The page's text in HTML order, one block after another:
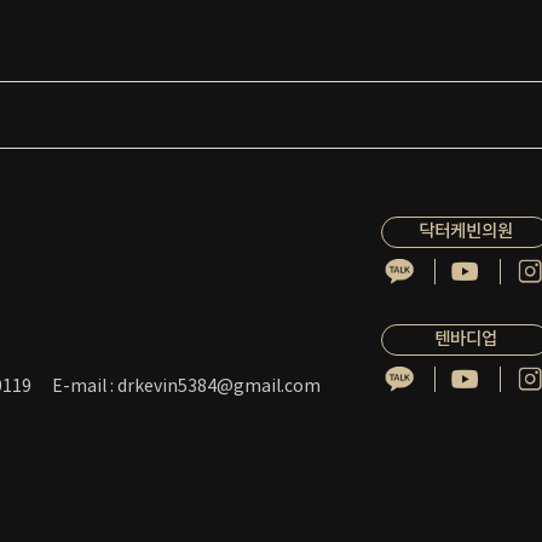
닥터케빈의원
텐바디업
E-mail : drkevin5384@gmail.com